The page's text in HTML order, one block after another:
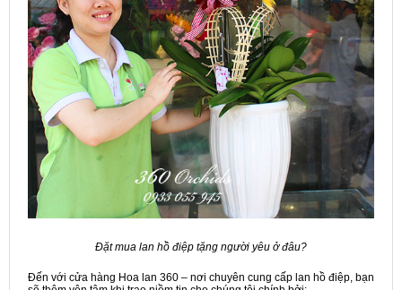
Đặt mua lan hồ điệp tặng người yêu ở đâu?
Đến với cửa hàng Hoa lan 360 – nơi chuyên cung cấp lan hồ điệp, bạn